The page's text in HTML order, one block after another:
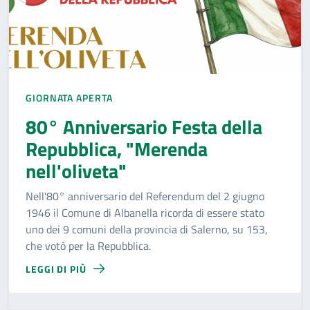
GIORNATA APERTA
80° Anniversario Festa della
Repubblica, "Merenda
nell'oliveta"
Nell'80° anniversario del Referendum del 2 giugno
1946 il Comune di Albanella ricorda di essere stato
uno dei 9 comuni della provincia di Salerno, su 153,
che votò per la Repubblica.
LEGGI DI PIÙ